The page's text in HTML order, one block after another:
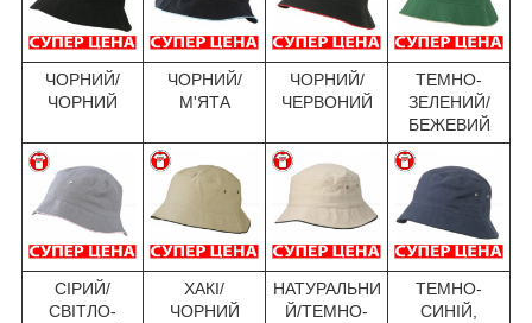
ЧОРНИЙ/
ЧОРНИЙ
ЧОРНИЙ/
М'ЯТА
ЧОРНИЙ/
ЧЕРВОНИЙ
ТЕМНО-
ЗЕЛЕНИЙ/
БЕЖЕВИЙ
СІРИЙ/
СВІТЛО-
ХАКІ/
ЧОРНИЙ
НАТУРАЛЬНИ
Й/ТЕМНО-
ТЕМНО-
СИНІЙ,